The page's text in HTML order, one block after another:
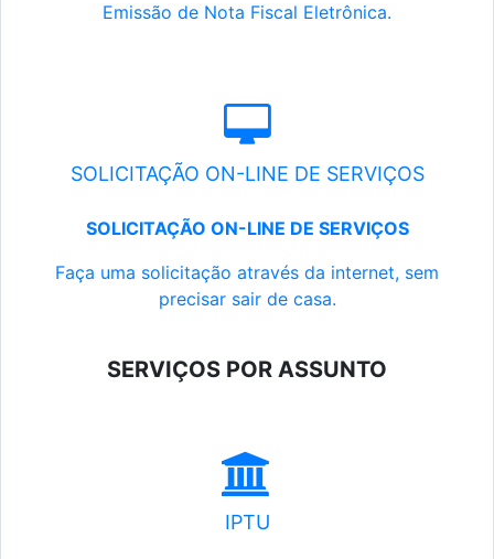
Emissão de Nota Fiscal Eletrônica.
SOLICITAÇÃO ON-LINE DE SERVIÇOS
SOLICITAÇÃO ON-LINE DE SERVIÇOS
Faça uma solicitação através da internet, sem
precisar sair de casa.
SERVIÇOS POR ASSUNTO
IPTU